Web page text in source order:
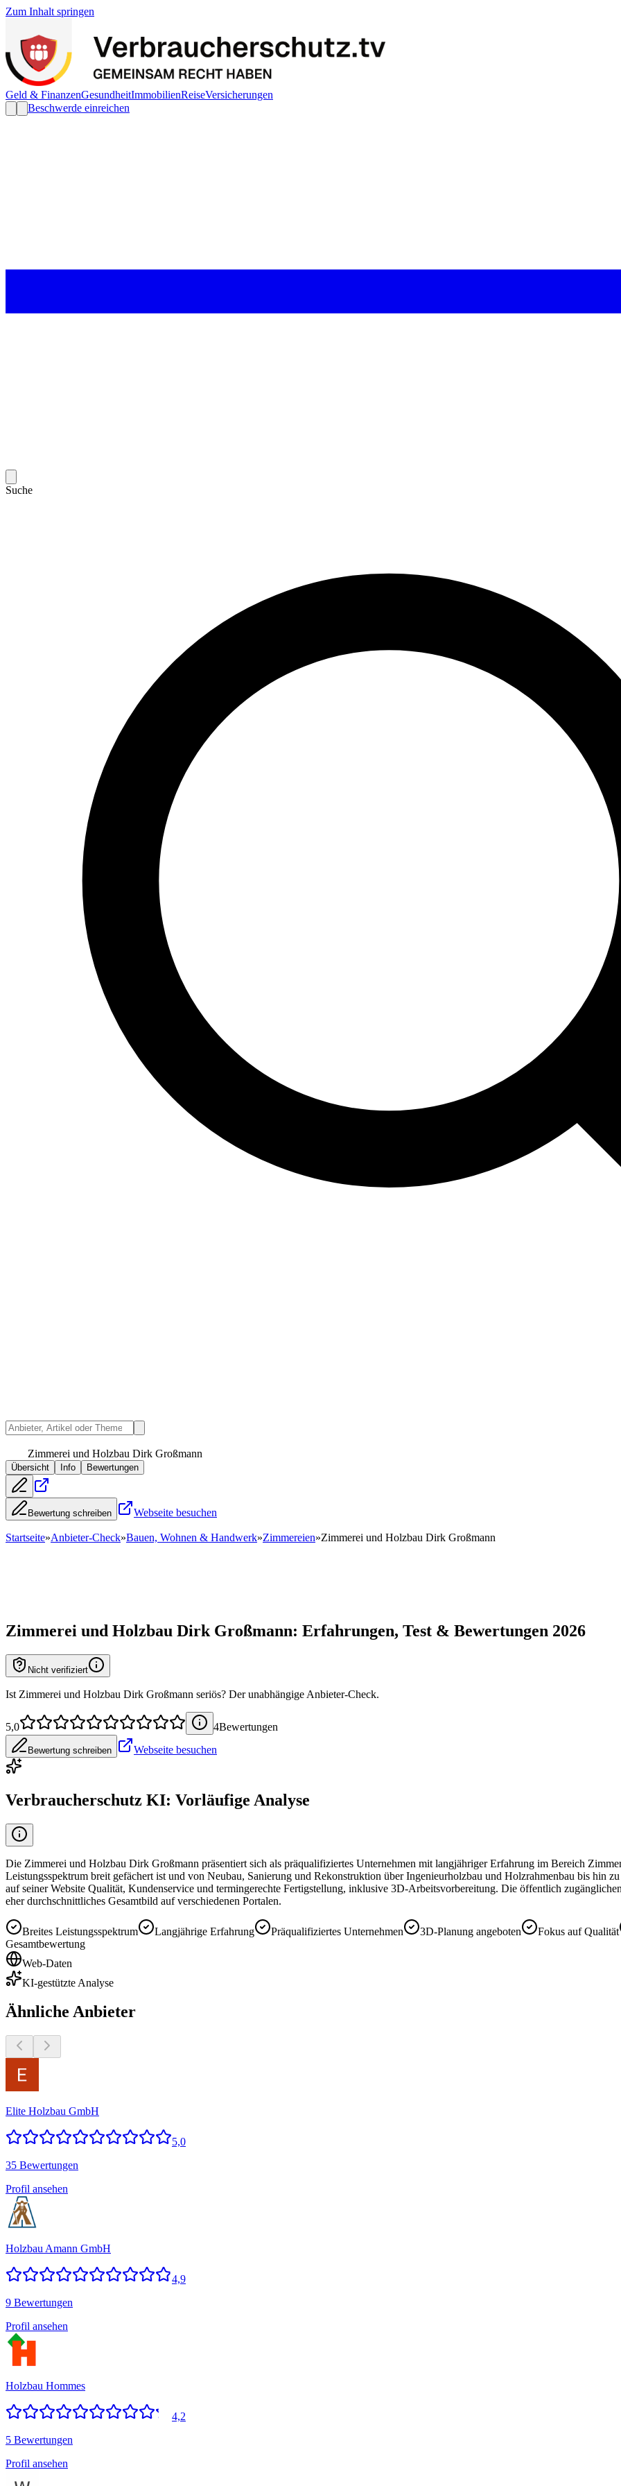
Zum Inhalt springen
Geld & FinanzenGesundheitImmobilienReiseVersicherungen
Beschwerde einreichen
Suche
Zimmerei und Holzbau Dirk Großmann
Übersicht Info Bewertungen
Bewertung schreiben Webseite besuchen
Startseite»Anbieter-Check»Bauen, Wohnen & Handwerk»Zimmereien»Zimmerei und Holzbau Dirk Großmann
Zimmerei und Holzbau Dirk Großmann: Erfahrungen, Test & Bewertungen 2026
Nicht verifiziert
Ist Zimmerei und Holzbau Dirk Großmann seriös? Der unabhängige Anbieter-Check.
5,0 4Bewertungen
Bewertung schreiben Webseite besuchen
Verbraucherschutz KI: Vorläufige Analyse
Die Zimmerei und Holzbau Dirk Großmann präsentiert sich als präqualifiziertes Unternehmen mit langjähriger Erfahrung im Bereich
Leistungsspektrum breit gefächert ist und von Neubau, Sanierung und Rekonstruktion über Ingenieurholzbau und Holzrahmenbau bis hin
auf seiner Website Qualität, Kundenservice und termingerechte Fertigstellung, inklusive 3D-Arbeitsvorbereitung. Die öffentlich
eher durchschnittliches Gesamtbild auf verschiedenen Portalen.
Breites Leistungsspektrum Langjährige Erfahrung Präqualifiziertes Unternehmen 3D-Planung angeboten Fokus auf Qualität
Gesamtbewertung
Web-Daten
KI-gestützte Analyse
Ähnliche Anbieter
Elite Holzbau GmbH
5,0
35 Bewertungen
Profil ansehen
Holzbau Amann GmbH
4,9
9 Bewertungen
Profil ansehen
Holzbau Hommes
4,2
5 Bewertungen
Profil ansehen